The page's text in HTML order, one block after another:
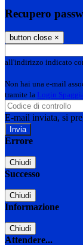
Recupero
button close ×
all'indirizzo indicato
Non hai una e-mail
tramite la Login
E-mail inviata, si
Errore
Chiudi
Successo
Chiudi
Informazione
Chiudi
Attendere...